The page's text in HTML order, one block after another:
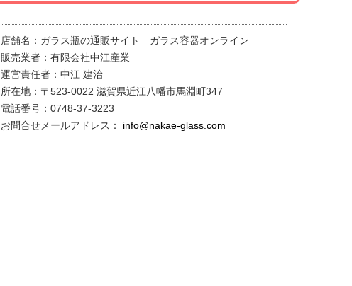
店舗名：ガラス瓶の通販サイト ガラス容器オンライン
販売業者：有限会社中江産業
運営責任者：中江 建治
所在地：〒523-0022 滋賀県近江八幡市馬淵町347
電話番号：0748-37-3223
お問合せメールアドレス： info@nakae-glass.com